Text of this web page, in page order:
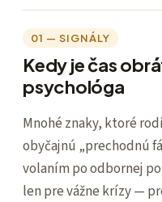
01 — SIGNÁLY
Kedy je čas
psychológa
Mnohé znaky, ktoré
obyčajnú „prechodnú
volaním po odbornej
len pre vážne krízy —